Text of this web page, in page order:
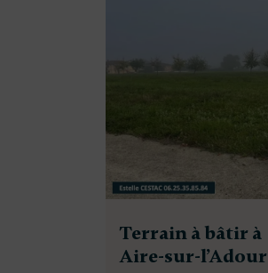
Terrain à bâtir à
Aire-sur-l’Adour